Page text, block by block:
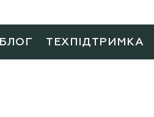
БЛОГ ТЕХПІДТРИМКА